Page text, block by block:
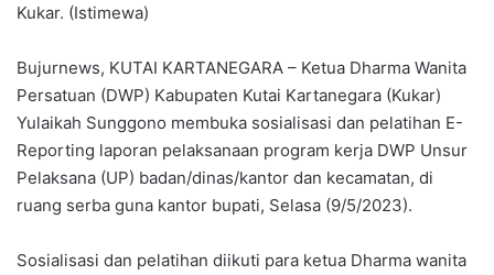
Kukar. (Istimewa)
Bujurnews, KUTAI KARTANEGARA – Ketua Dharma Wanita
Persatuan (DWP) Kabupaten Kutai Kartanegara (Kukar)
Yulaikah Sunggono membuka sosialisasi dan pelatihan E-
Reporting laporan pelaksanaan program kerja DWP Unsur
Pelaksana (UP) badan/dinas/kantor dan kecamatan, di
ruang serba guna kantor bupati, Selasa (9/5/2023).
Sosialisasi dan pelatihan diikuti para ketua Dharma wanita